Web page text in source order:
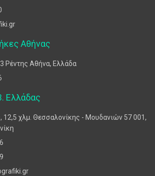
Αθήνας
Ρέντης Αθήνα, Ελλάδα
Ελλάδας
12,5 χλμ. Θεσσαλονίκης - Μουδανιών 57 001,